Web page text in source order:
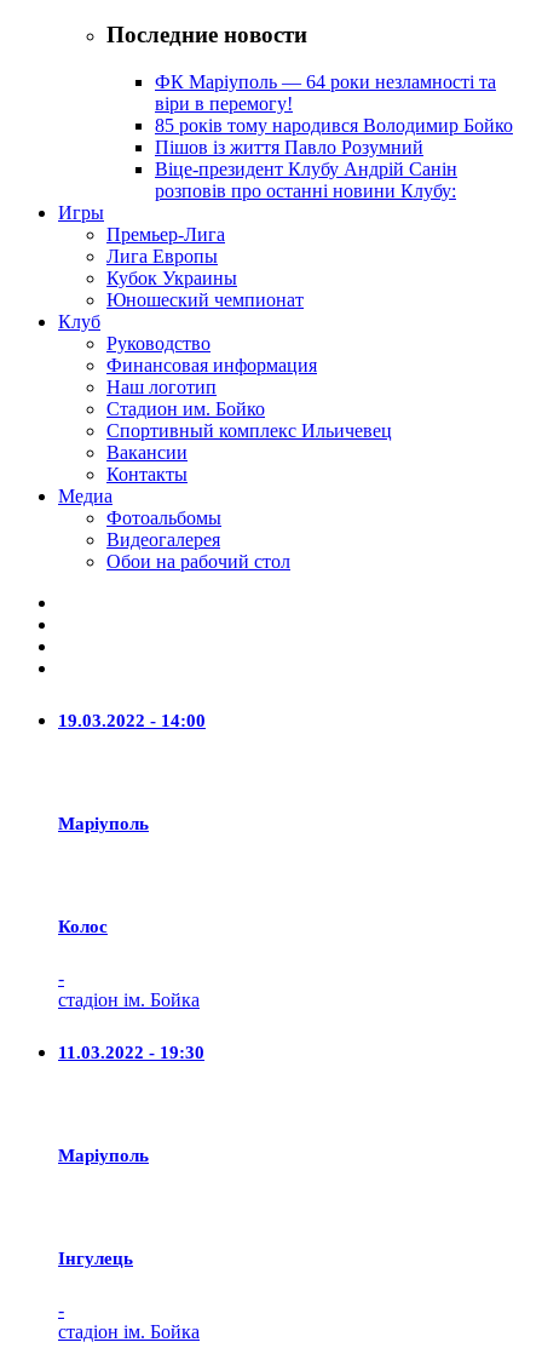
Последние новости
ФК Маріуполь — 64 роки незламності та
віри в перемогу!
85 років тому народився Володимир Бойко
Пішов із життя Павло Розумний
Віце-президент Клубу Андрій Санін
розповів про останні новини Клубу:
Игры
Премьер-Лига
Лига Европы
Кубок Украины
Юношеский чемпионат
Клуб
Руководство
Финансовая информация
Наш логотип
Стадион им. Бойко
Спортивный комплекс Ильичевец
Вакансии
Контакты
Медиа
Фотоальбомы
Видеогалерея
Обои на рабочий стол
19.03.2022 - 14:00
Маріуполь
Колос
-
стадіон ім. Бойка
11.03.2022 - 19:30
Маріуполь
Iнгулець
-
стадіон ім. Бойка